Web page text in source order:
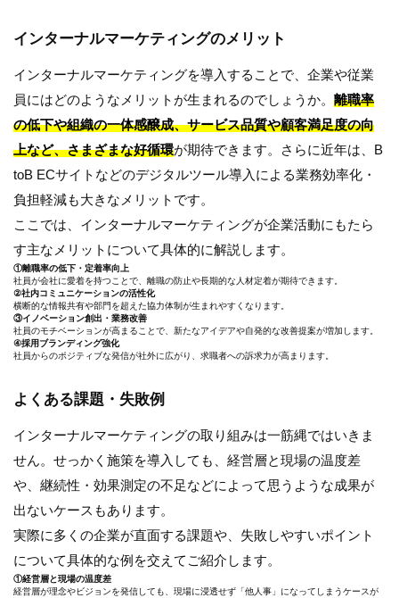
インターナルマーケティングのメリット
インターナルマーケティングを導入することで、企業や従業
員にはどのようなメリットが生まれるのでしょうか。 離職率
の低下や組織の一体感醸成、サービス品質や顧客満足度の向
上など、さまざまな好循環が期待できます。さらに近年は、B
toB ECサイトなどのデジタルツール導入による業務効率化・
負担軽減も大きなメリットです。
ここでは、インターナルマーケティングが企業活動にもたら
す主なメリットについて具体的に解説します。
①離職率の低下・定着率向上
社員が会社に愛着を持つことで、離職の防止や長期的な人材定着が期待できます。
②社内コミュニケーションの活性化
横断的な情報共有や部門を超えた協力体制が生まれやすくなります。
③イノベーション創出・業務改善
社員のモチベーションが高まることで、新たなアイデアや自発的な改善提案が増加します。
④採用ブランディング強化
社員からのポジティブな発信が社外に広がり、求職者への訴求力が高まります。
よくある課題・失敗例
インターナルマーケティングの取り組みは一筋縄ではいきま
せん。せっかく施策を導入しても、経営層と現場の温度差
や、継続性・効果測定の不足などによって思うような成果が
出ないケースもあります。
実際に多くの企業が直面する課題や、失敗しやすいポイント
について具体的な例を交えてご紹介します。
①経営層と現場の温度差
経営層が理念やビジョンを発信しても、現場に浸透せず「他人事」になってしまうケースが